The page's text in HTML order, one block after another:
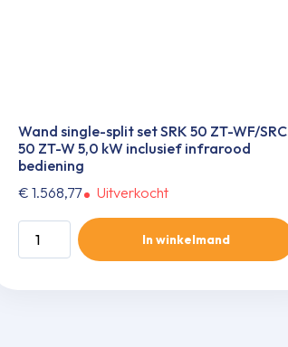
Wand single-split set SRK 50 ZT-WF/SRC
50 ZT-W 5,0 kW inclusief infrarood
bediening
€ 1.568,77 Uitverkocht
Wand
single-
In winkelmand